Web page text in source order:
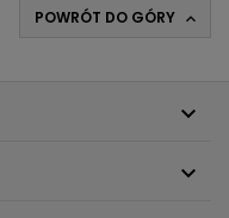
POWRÓT DO GÓRY 

